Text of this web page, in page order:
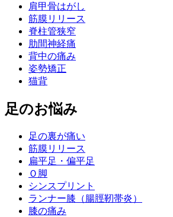
肩甲骨はがし
筋膜リリース
脊柱管狭窄
肋間神経痛
背中の痛み
姿勢矯正
猫背
足のお悩み
足の裏が痛い
筋膜リリース
扁平足・偏平足
Ｏ脚
シンスプリント
ランナー膝（腸脛靭帯炎）
膝の痛み